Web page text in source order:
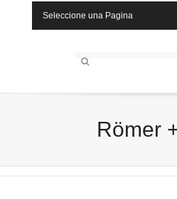
Seleccione una Pagina
Römer